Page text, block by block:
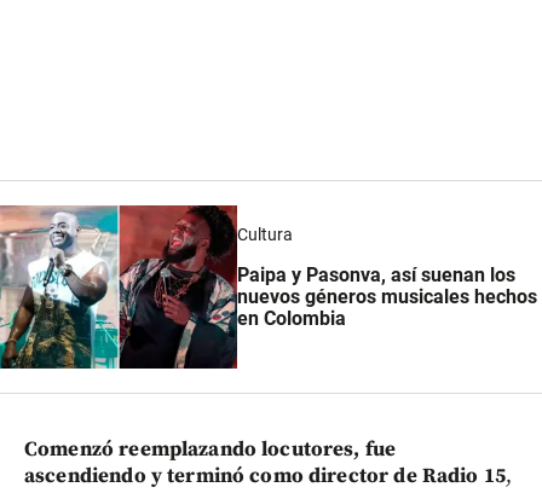
Cultura
Paipa y Pasonva, así suenan los
nuevos géneros musicales hechos
en Colombia
Comenzó reemplazando locutores, fue
ascendiendo y terminó como director de Radio 15,